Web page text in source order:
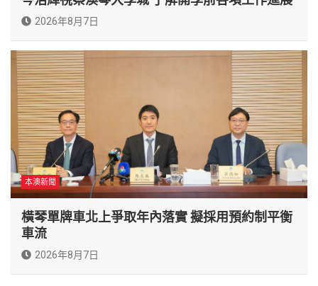
2026年8月7日
本澳新聞
橫琴單牌車北上爭取年內落實 擬採用預約制平衡
車流
2026年8月7日